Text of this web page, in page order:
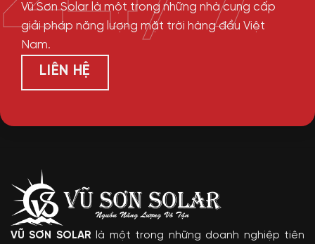
Vũ Sơn Solar là một trong những nhà cung cấp
giải pháp năng lượng mặt trời hàng đầu Việt
Nam.
LIÊN HỆ
VŨ SƠN SOLAR là một trong những doanh nghiệp tiên